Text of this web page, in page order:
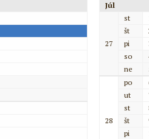
Júl
27
st
št
pi
so
ne
28
po
ut
st
št
pi